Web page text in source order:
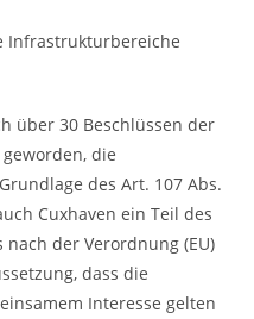
Infrastrukturbereiche
über 30 Beschlüssen der
die
des Art. 107 Abs.
Cuxhaven ein Teil des
der Verordnung (EU)
dass die
Interesse gelten